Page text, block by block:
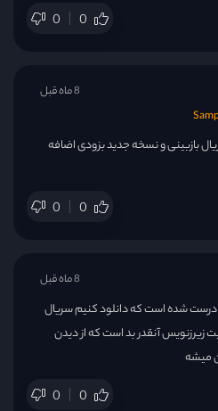
0 0
بازبینی و نسخه جدید بزودی اضافه
0 0
8 ماه قبل
شده است که دانلود کنیم سریال
زیرزنویس آنقدر بد است که از دیدن
میشه
0 0
8 ماه قبل